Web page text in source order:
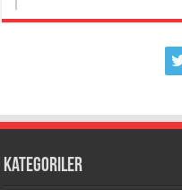
Kategoriler